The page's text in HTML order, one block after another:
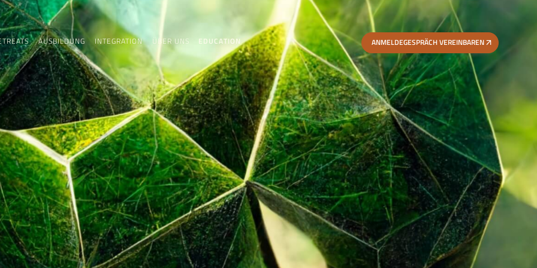
AUSBILDUNG INTEGRATION ÜBER UNS EDUCATION ANMELDEGESPRÄCH VEREINBAREN